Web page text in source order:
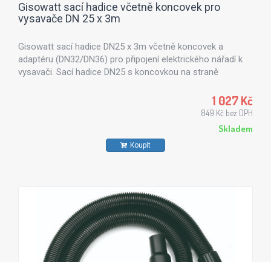
Gisowatt sací hadice včetně koncovek pro
vysavače DN 25 x 3m
Gisowatt sací hadice DN25 x 3m včetně koncovek a
adaptéru (DN32/DN36) pro připojení elektrického nářadí k
vysavači. Sací hadice DN25 s koncovkou na straně
1 027 Kč
849 Kč bez DPH
Skladem
Koupit